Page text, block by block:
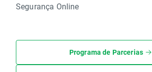
Segurança Online
Programa de Parcerias